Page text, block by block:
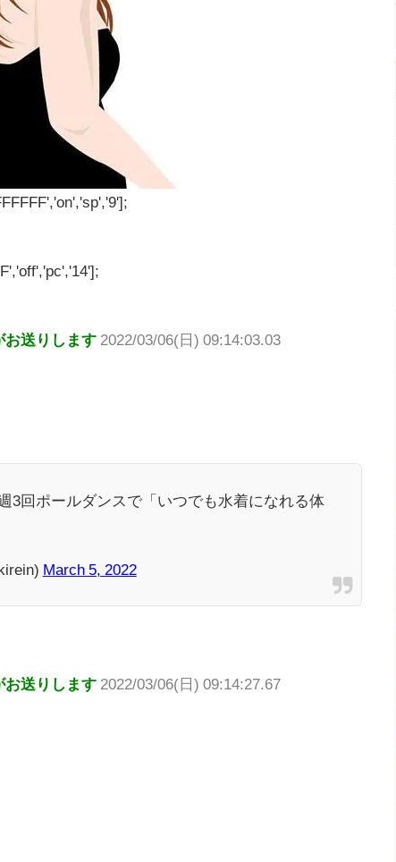
お送りします 2022/03/06(日) 09:14:03.03
回ポールダンスで「いつでも水着になれる体
March 5, 2022
お送りします 2022/03/06(日) 09:14:27.67